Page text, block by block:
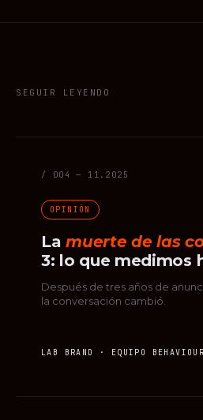
SEGUIR LEYENDO
/ 004 — 11.2025
OPINIÓN
Lamuerte de las
3: lo que medimos
Después de tres años de
la conversación cambió.
LAB BRAND · EQUIPO